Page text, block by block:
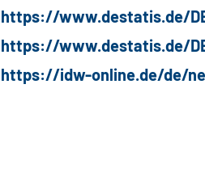
https://www.destatis.de/
https://www.destatis.de/
https://idw-online.de/de/